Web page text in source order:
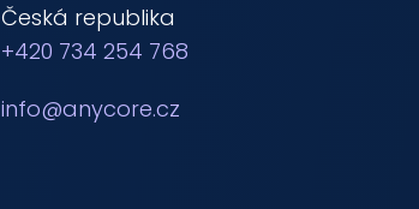
Česká republika
+420 734 254 768
info@anycore.cz